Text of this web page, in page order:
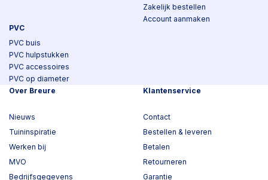
PVC
PVC buis
PVC hulpstukken
PVC accessoires
PVC op diameter
Zakelijk bestellen
Account aanmaken
Over Breure
Nieuws
Tuininspiratie
Werken bij
MVO
Bedrijfsgegevens
Klantenservice
Contact
Bestellen & leveren
Betalen
Retourneren
Garantie